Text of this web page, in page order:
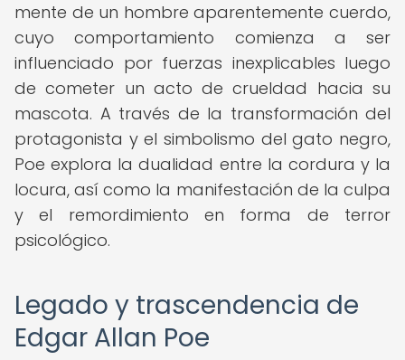
mente de un hombre aparentemente cuerdo,
cuyo comportamiento comienza a ser
influenciado por fuerzas inexplicables luego
de cometer un acto de crueldad hacia su
mascota. A través de la transformación del
protagonista y el simbolismo del gato negro,
Poe explora la dualidad entre la cordura y la
locura, así como la manifestación de la culpa
y el remordimiento en forma de terror
psicológico.
Legado y trascendencia de
Edgar Allan Poe